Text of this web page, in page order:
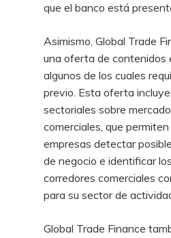
que el banco está
Asimismo, Global Trade
una oferta de contenidos
algunos de los cuales
previo. Esta oferta
sectoriales sobre
comerciales, que permiten
empresas detectar
de negocio e identificar
corredores comerciales
para su sector de
Global Trade Finance